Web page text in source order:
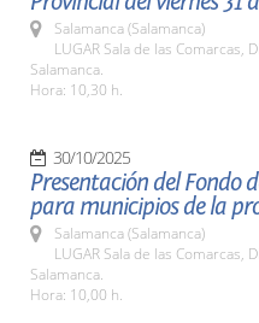
Salamanca (Salamanca)
LUGAR Sala de las Comarcas,
Salamanca.
Hora: 10,30 h.
30/10/2025
Presentación del Fondo
para municipios de la
Salamanca (Salamanca)
LUGAR Sala de las Comarcas,
Salamanca.
Hora: 10,00 h.